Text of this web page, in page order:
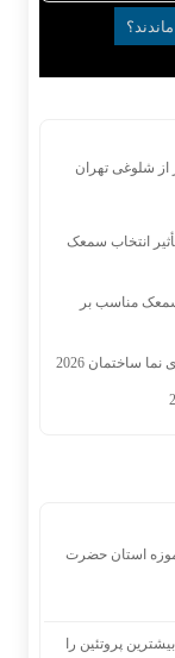
از شلوغی تهران
انتخاب سمعک
سمعک مناسب بر
ساختمان 2026
از موزه استان حضرت
پروتئین را